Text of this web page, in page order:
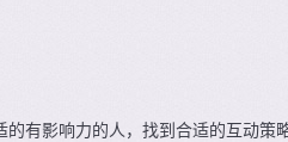
有影响力的人，找到合适的互动策